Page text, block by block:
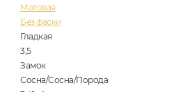
Матовая
Без фаски
Гладкая
3,5
Замок
Сосна/Сосна/Порода